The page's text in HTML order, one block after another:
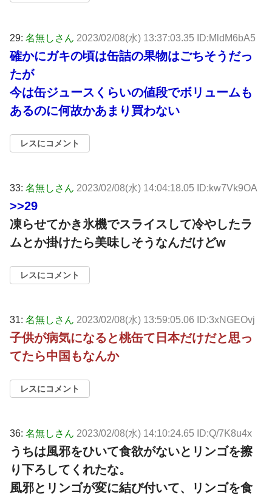
29: 名無しさん 2023/02/08(水) 13:37:03.35 ID:MldM6bA5
確かにガキの頃は缶詰の果物はごちそうだっ
たが
今は缶ジュースくらいの値段でボリュームも
あるのに何故かあまり買わない
レスにコメント
33: 名無しさん 2023/02/08(水) 14:04:18.05 ID:kw7Vk9OA
>>29
凍らせてかき氷機でスライスして冷やしたラ
ムとか掛けたら美味しそうなんだけどw
レスにコメント
31: 名無しさん 2023/02/08(水) 13:59:05.06 ID:3xNGEOvj
子供が病気になると桃缶て日本だけだと思っ
てたら中国もなんか
レスにコメント
36: 名無しさん 2023/02/08(水) 14:10:24.65 ID:Q/7K8u4x
うちは風邪をひいて食欲がないとリンゴを擦
り下ろしてくれたな。
風邪とリンゴが変に結び付いて、リンゴを食